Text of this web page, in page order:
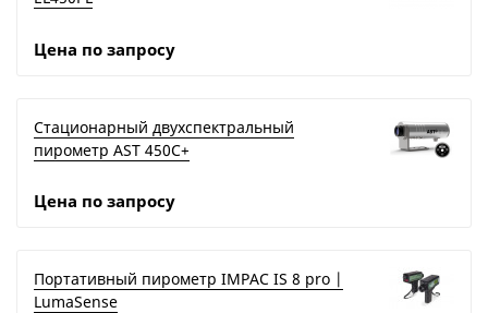
Цена по запросу
Стационарный двухспектральный
пирометр AST 450C+
Цена по запросу
Портативный пирометр IMPAC IS 8 pro |
LumaSense